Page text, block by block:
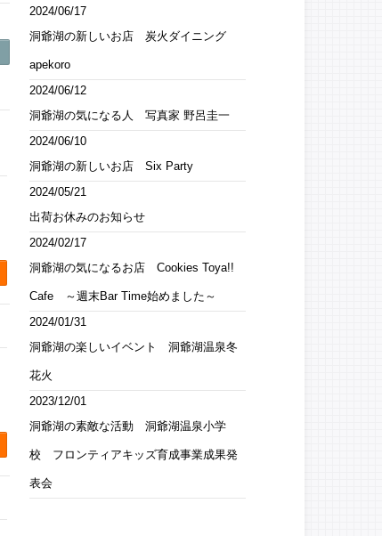
2024/06/17
洞爺湖の新しいお店 炭火ダイニング
apekoro
2024/06/12
洞爺湖の気になる人 写真家 野呂圭一
2024/06/10
洞爺湖の新しいお店 Six Party
2024/05/21
出荷お休みのお知らせ
2024/02/17
洞爺湖の気になるお店 Cookies Toya!!
Cafe ～週末Bar Time始めました～
2024/01/31
洞爺湖の楽しいイベント 洞爺湖温泉冬
花火
2023/12/01
洞爺湖の素敵な活動 洞爺湖温泉小学
校 フロンティアキッズ育成事業成果発
表会